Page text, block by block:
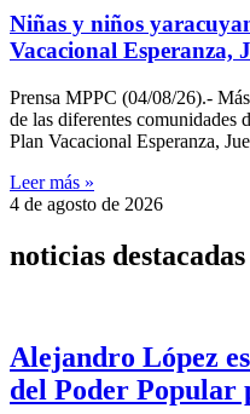
Niñas y niños
Vacacional Esperanza,
Prensa MPPC (04/08/26).-
de las diferentes comunidades
Plan Vacacional Esperanza,
Leer más »
4 de agosto de 2026
noticias destacadas
Alejandro López
del Poder